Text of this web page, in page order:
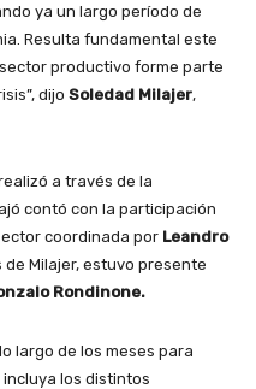
ya un largo período de
Resulta fundamental este
productivo forme parte
dijo Soledad Milajer,
a través de la
contó con la participación
coordinada por Leandro
de Milajer, estuvo presente
Rondinone.
largo de los meses para
los distintos